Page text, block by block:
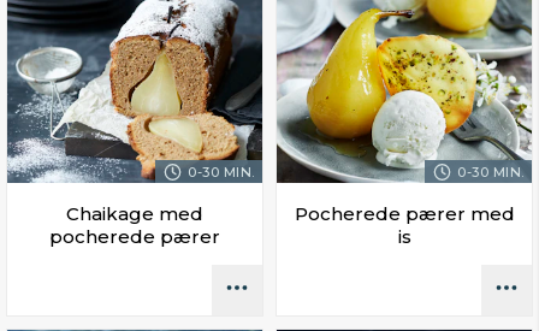
0-30 MIN.
Chaikage med
pocherede pærer
0-30 MIN.
Pocherede pærer med
is